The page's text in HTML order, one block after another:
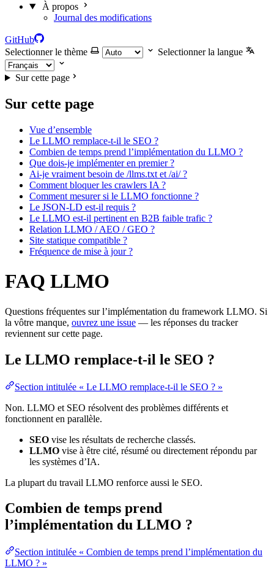
À propos
Journal des modifications
GitHub
Selectionner le thème
Selectionner la langue
Sur cette page
Sur cette page
Vue d’ensemble
Le LLMO remplace-t-il le SEO ?
Combien de temps prend l’implémentation du LLMO ?
Que dois-je implémenter en premier ?
Ai-je vraiment besoin de /llms.txt et /ai/ ?
Comment bloquer les crawlers IA ?
Comment mesurer si le LLMO fonctionne ?
Le JSON-LD est-il requis ?
Le LLMO est-il pertinent en B2B faible trafic ?
Relation LLMO / AEO / GEO ?
Site statique compatible ?
Fréquence de mise à jour ?
FAQ LLMO
Questions fréquentes sur l’implémentation du framework LLMO. Si
la vôtre manque, ouvrez une issue — les réponses du tracker
reviennent sur cette page.
Le LLMO remplace-t-il le SEO ?
Section intitulée « Le LLMO remplace-t-il le SEO ? »
Non. LLMO et SEO résolvent des problèmes différents et
fonctionnent en parallèle.
SEO vise les résultats de recherche classés.
LLMO vise à être cité, résumé ou directement répondu par
les systèmes d’IA.
La plupart du travail LLMO renforce aussi le SEO.
Combien de temps prend
l’implémentation du LLMO ?
Section intitulée « Combien de temps prend l’implémentation du
LLMO ? »